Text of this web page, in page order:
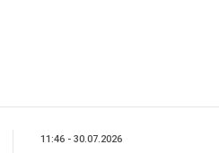
11:46 - 30.07.2026